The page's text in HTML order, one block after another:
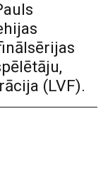
(LVF).